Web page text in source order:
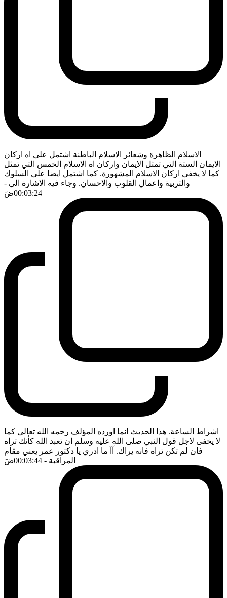
الاسلام الظاهرة وشعائر الاسلام الباطنة اشتمل على اه اركان
الايمان الستة التي تمثل الايمان واركان اه الاسلام الخمس التي تمثل
كما لا يخفى اركان الاسلام المشهورة. كما اشتمل ايضا على السلوك
والتربية واعمال القلوب والاحسان. وجاء فيه الاشارة الى -
00:03:24ضَ
اشراط الساعة. هذا الحديث انما اورده المؤلف رحمه الله تعالى كما
لا يخفى لاجل قول النبي صلى الله عليه وسلم ان تعبد الله كأنك تراه
فان لم تكن تراه فانه يراك. آآ ما ادري يا دكتور عمر يعني مقام
المراقبة - 00:03:44 ضَ